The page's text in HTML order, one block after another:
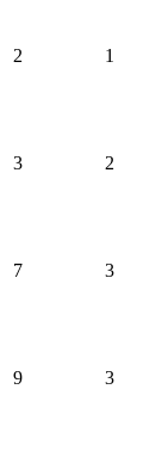
2 1
3 2
7 3
9 3